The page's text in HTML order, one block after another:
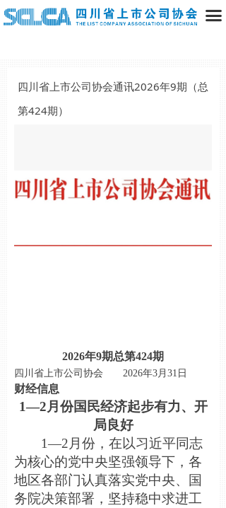
끀
四川省上市公司协会通讯2026年9期（总
第424期）
2026年9期总第424期
四川省上市公司协会 2026年3月31日
财经信息
1—2月份国民经济起步有力、开
局良好
1—2月份，在以习近平同志
为核心的党中央坚强领导下，各
地区各部门认真落实党中央、国
务院决策部署，坚持稳中求进工